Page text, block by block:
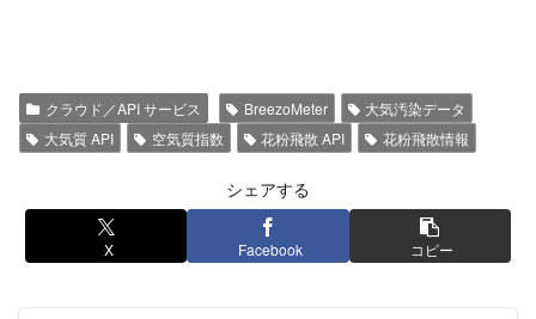
クラウド／API サービス BreezoMeter
大気汚染データ
大気質 API
空気質指数 花粉飛散 API 花粉飛散情報
シェアする
X Facebook コピー